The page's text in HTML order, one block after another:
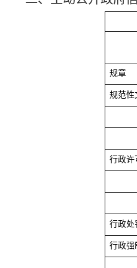
规章
规范性
行政许
行政处
行政强